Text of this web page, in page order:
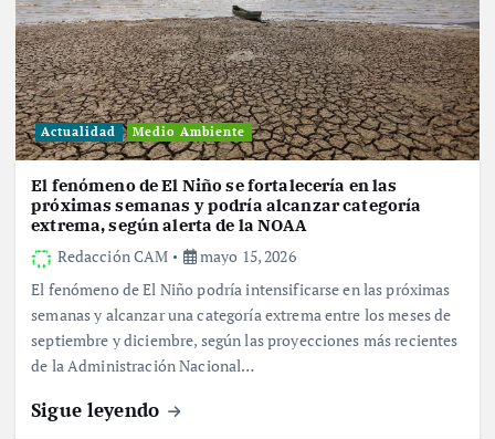
Actualidad Medio Ambiente
El fenómeno de El Niño se fortalecería en las
próximas semanas y podría alcanzar categoría
extrema, según alerta de la NOAA
Redacción CAM
mayo 15, 2026
El fenómeno de El Niño podría intensificarse en las próximas
semanas y alcanzar una categoría extrema entre los meses de
septiembre y diciembre, según las proyecciones más recientes
de la Administración Nacional…
Sigue leyendo